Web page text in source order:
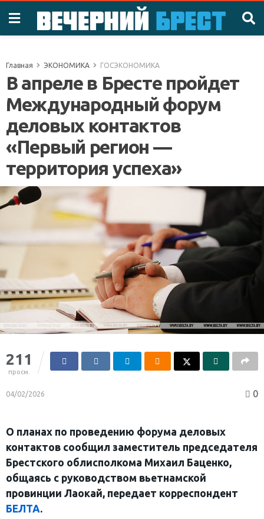
Главная ЭКОНОМИКА ГОСЭКОНОМИКА
В апреле в Бресте пройдет
Международный форум
деловых контактов
«Первый регион —
территория успеха»
211
просм.
04/02/2026 0
О планах по проведению форума деловых
контактов сообщил заместитель председателя
Брестского облисполкома Михаил Баценко,
общаясь с руководством вьетнамской
провинции Лаокай, передает корреспондент
БЕЛТА.